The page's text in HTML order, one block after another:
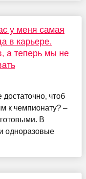
у меня самая
в карьере.
а теперь мы не
чтоб
к чемпионату? –
В
одноразовые